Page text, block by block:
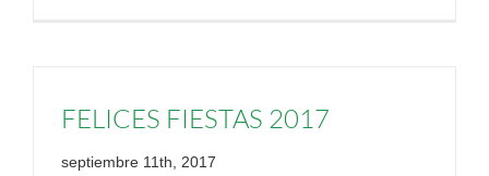
FELICES FIESTAS 2017
septiembre 11th, 2017